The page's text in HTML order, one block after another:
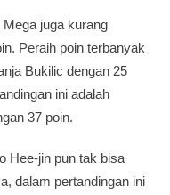
juga kurang
Peraih poin terbanyak
Bukilic dengan 25
ini adalah
37 poin.
Hee-jin pun tak bisa
dalam pertandingan ini